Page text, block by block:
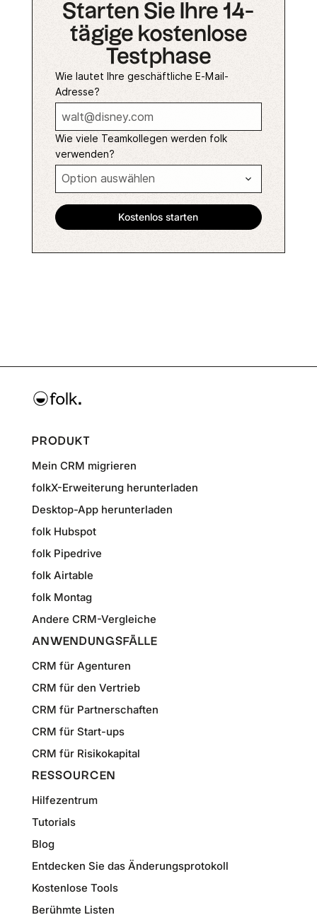
Starten Sie Ihre 14-
tägige kostenlose
Testphase
Wie lautet Ihre geschäftliche E-Mail-
Adresse?
Wie viele Teamkollegen werden folk
verwenden?
PRODUKT
Mein CRM migrieren
folkX-Erweiterung herunterladen
Desktop-App herunterladen
folk Hubspot
folk Pipedrive
folk Airtable
folk Montag
Andere CRM-Vergleiche
ANWENDUNGSFÄLLE
CRM für Agenturen
CRM für den Vertrieb
CRM für Partnerschaften
CRM für Start-ups
CRM für Risikokapital
RESSOURCEN
Hilfezentrum
Tutorials
Blog
Entdecken Sie das Änderungsprotokoll
Kostenlose Tools
Berühmte Listen